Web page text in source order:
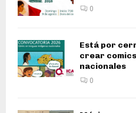
0
Está por
crear
nacionales
0